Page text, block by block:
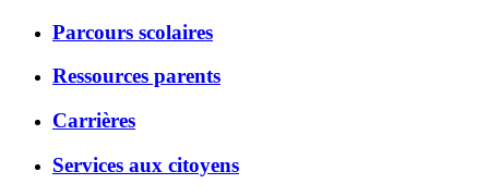
Parcours scolaires
Ressources parents
Carrières
Services aux citoyens